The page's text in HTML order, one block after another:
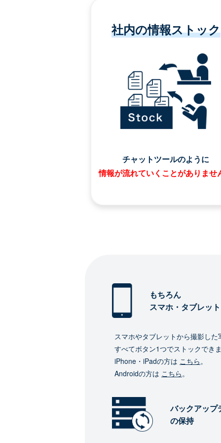
社内の情報ストック
チャットツールのように
情報が流れていくことがありませ
もちろん
スマホ・タブレッ
スマホやタブレットから撮影した
すべてボタン1つでストックでき
iPhone・iPadの方は こちら。
Androidの方は こちら。
バックアップ
の保持